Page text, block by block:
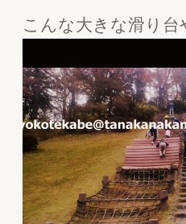
こんな大きな滑り台